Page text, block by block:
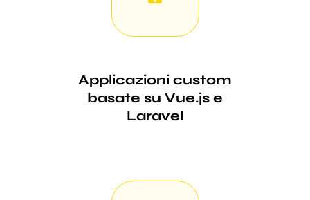
Applicazioni custom
basate su Vue.js e
Laravel